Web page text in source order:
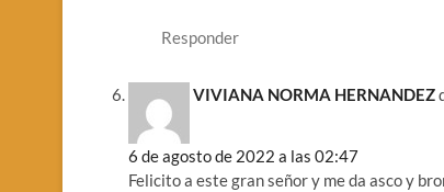
Responder
VIVIANA NORMA HERNANDEZ
6 de agosto de 2022 a las 02:47
Felicito a este gran señor y me da asco y